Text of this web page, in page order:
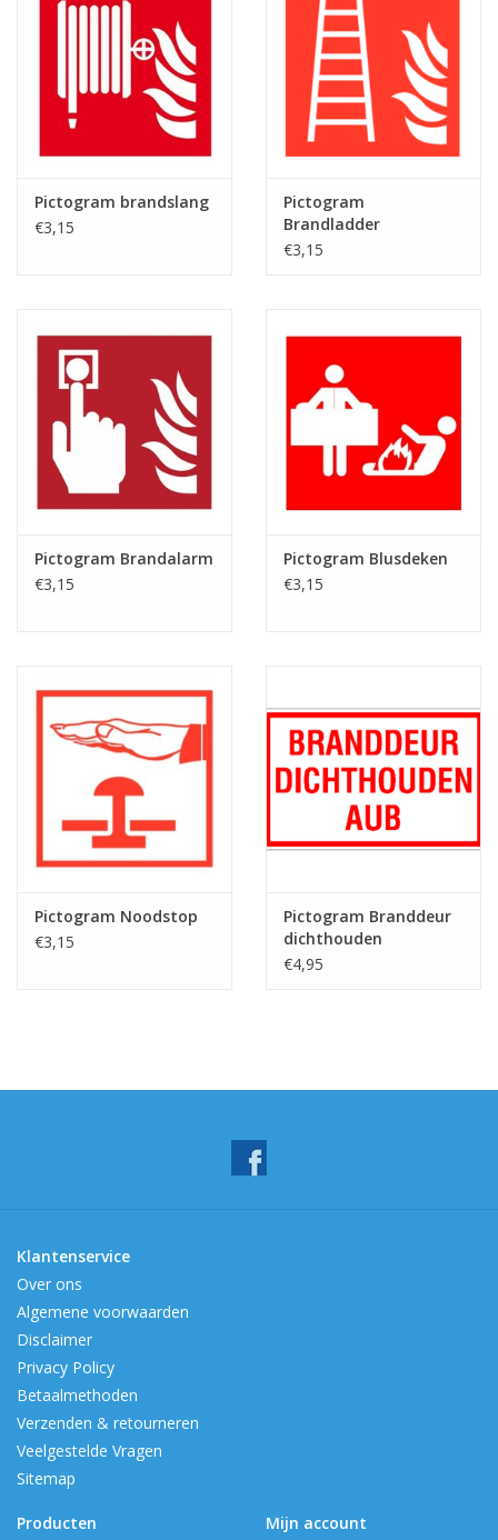
Pictogram brandslang
€3,15
Pictogram
Brandladder
€3,15
Pictogram Brandalarm
€3,15
Pictogram Blusdeken
€3,15
Pictogram Noodstop
€3,15
Pictogram Branddeur
dichthouden
€4,95
Klantenservice
Over ons
Algemene voorwaarden
Disclaimer
Privacy Policy
Betaalmethoden
Verzenden & retourneren
Veelgestelde Vragen
Sitemap
Producten
Mijn account